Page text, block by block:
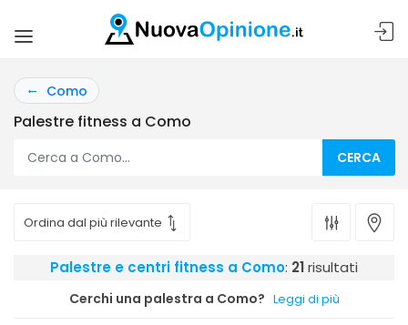
Como
Palestre fitness a Como
CERCA
Palestre e centri fitness a Como: 21risultati
Cerchi una palestra a Como? Leggi di più